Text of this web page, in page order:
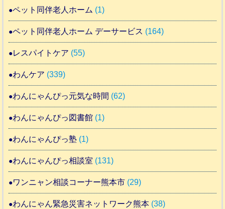
ペット同伴老人ホーム (1)
ペット同伴老人ホーム デーサービス (164)
レスパイトケア (55)
わんケア (339)
わんにゃんぴっ元気な時間 (62)
わんにゃんぴっ図書館 (1)
わんにゃんぴっ塾 (1)
わんにゃんぴっ相談室 (131)
ワンニャン相談コーナー熊本市 (29)
わんにゃん緊急災害ネットワーク熊本 (38)